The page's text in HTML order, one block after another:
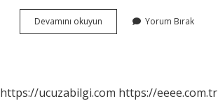
Devamını okuyun Ağlayan
Insana
Yorum Bırak
https://ucuzabilgi.com https://eeee.com.tr